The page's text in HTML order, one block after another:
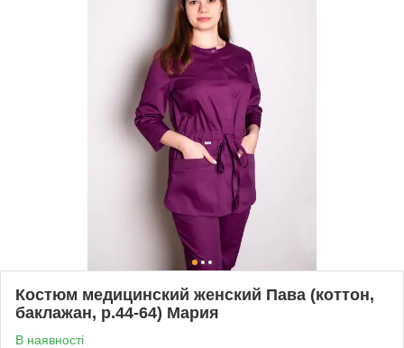
Костюм медицинский женский Пава (коттон,
баклажан, р.44-64) Мария
В наявності